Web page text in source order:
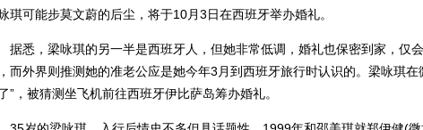
琪可能步莫文蔚的后尘，将于10月3日在西班牙举办婚礼。
悉，梁咏琪的另一半是西班牙人，但她非常低调，婚礼也保密到家，仅
而外界则推测她的准老公应是她今年3月到西班牙旅行时认识的。梁咏琪在
”，被猜测坐飞机前往西班牙伊比萨岛筹办婚礼。